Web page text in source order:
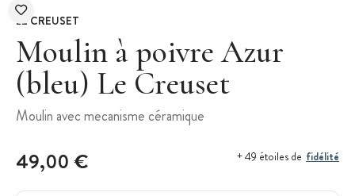
LE CREUSET
Moulin à poivre Azur
(bleu) Le Creuset
Moulin avec mecanisme céramique
49,00 € + 49 étoiles de fidélité